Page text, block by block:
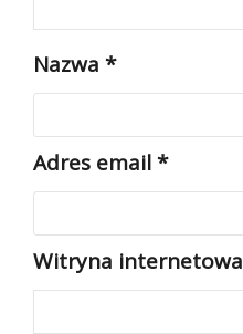
Nazwa *
Adres email*
Witryna internetowa